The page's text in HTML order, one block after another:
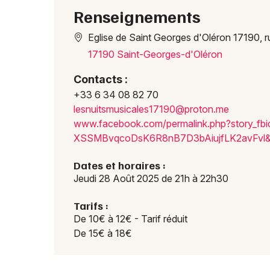
Renseignements
Eglise de Saint Georges d'Oléron 17190,
17190 Saint-Georges-d'Oléron
Contacts :
+33 6 34 08 82 70
lesnuitsmusicales17190@proton.me
www.facebook.com/permalink.php?story_fbi
XSSMBvqcoDsK6R8nB7D3bAiujfLK2a
Dates et horaires :
Jeudi 28 Août 2025 de 21h à 22h30
Tarifs :
De 10€ à 12€ - Tarif réduit
De 15€ à 18€